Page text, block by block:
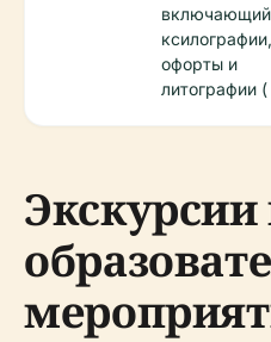
включающий
ксилографии,
офорты и
литографии (
Экскурсии